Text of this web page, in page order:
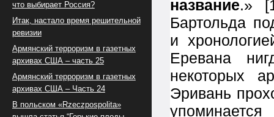
название.»
Бартольда
и
Еревана
некоторых
Эривань
что выбирает Россия?
Итак, настало время решительной
ревизии
Армянский терроризм в газетных
архивах США – часть 25
Армянский терроризм в газетных
архивах США – Часть 24
В польском «Rzeczpospolita»